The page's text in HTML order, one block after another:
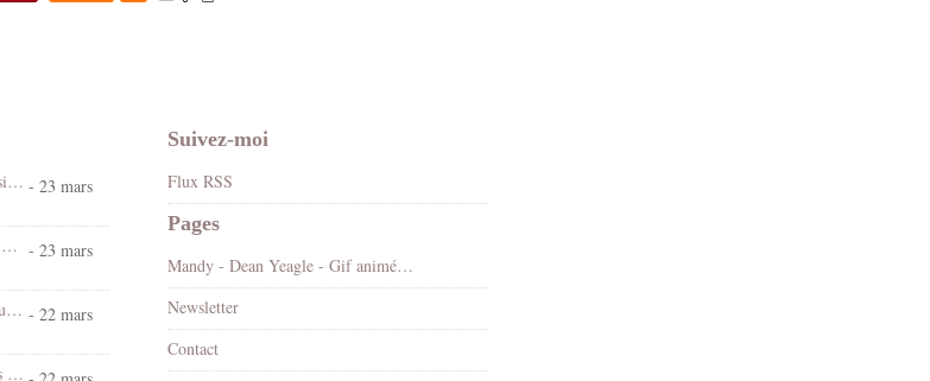
Koi ! Cé lundi? - Chien - Expression - Gif scintillant - Gratuit - 23 mars
Bonjour - Lapin - Fleurs - Fête - Pâques - Gif scintillant - Gratuit - 23 mars
Bonne nuit - Chiot - Bonnet de nuit - Cute - Gif animé - Gratuit - 22 mars
Chat - Nuit - Etoiles - Wallpapers Free
Suivez-moi
Flux RSS
Pages
Mandy - Dean Yeagle - Gif animé - Scintillants - Render-Tube - Gratuit
Newsletter
Contact